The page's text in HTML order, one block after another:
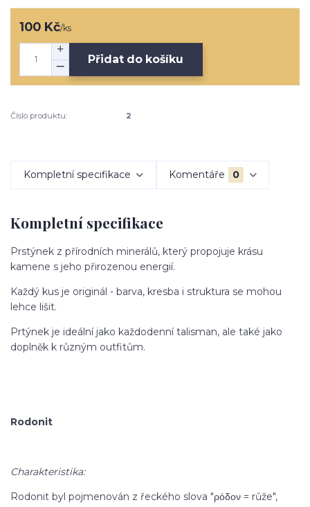
100 Kč/ks
Přidat do košíku
Číslo produktu: 2
Kompletní specifikace Komentáře 0
Kompletní specifikace
Prstýnek z přírodních minerálů, který propojuje krásu
kamene s jeho přirozenou energií.
Každý kus je originál - barva, kresba i struktura se mohou
lehce lišit.
Prtýnek je ideální jako každodenní talisman, ale také jako
doplněk k různým outfitům.
Rodonit
Charakteristika:
Rodonit byl pojmenován z řeckého slova "ρόδον = růže",